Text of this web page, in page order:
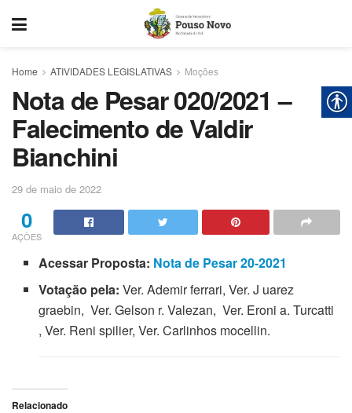
Home ATIVIDADES LEGISLATIVAS Moções
Nota de Pesar 020/2021 –
Falecimento de Valdir
Bianchini
29 de maio de 2022
0
AÇÕES
Acessar Proposta: Nota de Pesar 20-2021
Votação pela: Ver. Ademir ferrari, Ver. J uarez
graebin, Ver. Gelson r. Valezan, Ver. Eroni a. Turcatti
, Ver. Reni spilier, Ver. Carlinhos mocellin.
Relacionado